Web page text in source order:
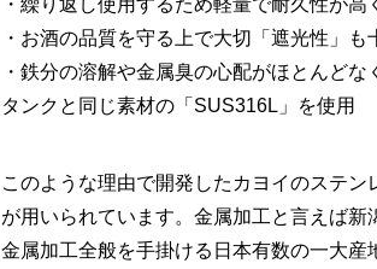
・繰り返し使用するため軽量で耐久性が
・お酒の品質を守る上で大切「遮光性」も
・鉄分の溶解や金属臭の心配がほとんど
タンクと同じ素材の「SUS316L」を使用
このような理由で開発したカヨイのステ
が用いられています。金属加工と言えば新
金属加工全般を手掛ける日本有数の一大産